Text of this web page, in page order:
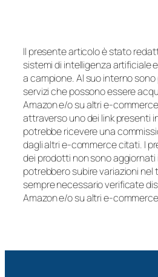
Il presente articolo è stato
sistemi di intelligenza artificiale
a campione. Al suo interno
servizi che possono essere
Amazon e/o su altri e-
attraverso uno dei link presenti
potrebbe ricevere una
dagli altri e-commerce citati. I
dei prodotti non sono aggiornati
potrebbero subire variazioni nel
sempre necessario verificate
Amazon e/o su altri e-